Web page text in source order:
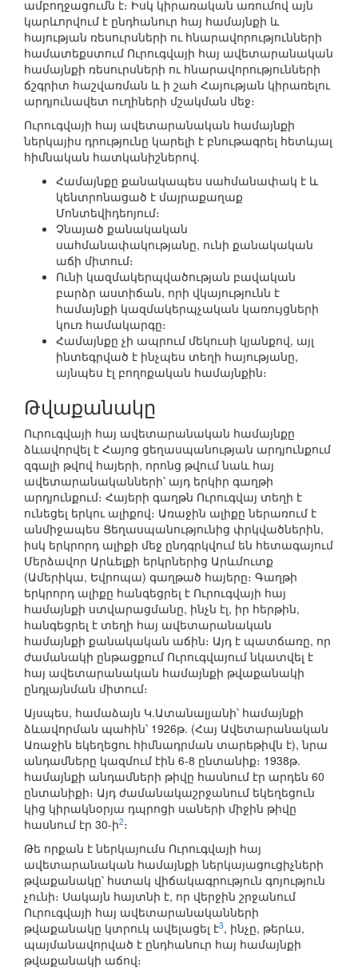
ամբողջացումն է։ Իսկ կիրառական առումով այն
կարևորվում է ընդհանուր հայ համայնքի և
հայության ռեսուրսների ու հնարավորությունների
համատեքստում Ուրուգվայի հայ ավետարանական
համայնքի ռեսուրսների ու հնարավորությունների
ճշգրիտ հաշվառման և ի շահ Հայության կիրառելու
արդյունավետ ուղիների մշակման մեջ։
Ուրուգվայի հայ ավետարանական համայնքի
ներկայիս դրությունը կարելի է բնութագրել հետևյալ
հիմնական հատկանիշներով.
Համայնքը քանակապես սահմանափակ է և
կենտրոնացած է մայրաքաղաք
Մոնտեվիդեոյում։
Չնայած քանակական
սահմանափակությանը, ունի քանակական
աճի միտում։
Ունի կազմակերպվածության բավական
բարձր աստիճան, որի վկայությունն է
համայնքի կազմակերպչական կառույցների
կուռ համակարգը։
Համայնքը չի ապրում մեկուսի կյանքով, այլ
ինտեգրված է ինչպես տեղի հայությանը,
այնպես էլ բողոքական համայնքին։
Թվաքանակը
Ուրուգվայի հայ ավետարանական համայնքը
ձևավորվել է Հայոց ցեղասպանության արդյունքում
զգալի թվով հայերի, որոնց թվում նաև հայ
ավետարանականների՝ այդ երկիր գաղթի
արդյունքում։ Հայերի գաղթն Ուրուգվայ տեղի է
ունեցել երկու ալիքով։ Առաջին ալիքը ներառում է
անմիջապես Ցեղասպանությունից փրկվածներին,
իսկ երկրորդ ալիքի մեջ ընդգրկվում են հետագայում
Մերձավոր Արևելքի երկրներից Արևմուտք
(Ամերիկա, Եվրոպա) գաղթած հայերը։ Գաղթի
երկրորդ ալիքը հանգեցրել է Ուրուգվայի հայ
համայնքի ստվարացմանը, ինչն էլ, իր հերթին,
հանգեցրել է տեղի հայ ավետարանական
համայնքի քանակական աճին։ Այդ է պատճառը, որ
ժամանակի ընթացքում Ուրուգվայում նկատվել է
հայ ավետարանական համայնքի թվաքանակի
ընդլայնման միտում։
Այսպես, համաձայն Կ.Ատանալյանի՝ համայնքի
ձևավորման պահին՝ 1926թ. (Հայ Ավետարանական
Առաջին եկեղեցու հիմնադրման տարեթիվն է), նրա
անդամները կազմում էին 6-8 ընտանիք։ 1938թ.
համայնքի անդամների թիվը հասնում էր արդեն 60
ընտանիքի։ Այդ ժամանակաշրջանում եկեղեցուն
կից կիրակնօրյա դպրոցի սաների միջին թիվը
հասնում էր 30-ի2։
Թե որքան է ներկայումս Ուրուգվայի հայ
ավետարանական համայնքի ներկայացուցիչների
թվաքանակը՝ հստակ վիճակագրություն գոյություն
չունի։ Սակայն հայտնի է, որ վերջին շրջանում
Ուրուգվայի հայ ավետարանականների
թվաքանակը կտրուկ ավելացել է3, ինչը, թերևս,
պայմանավորված է ընդհանուր հայ համայնքի
թվաքանակի աճով։